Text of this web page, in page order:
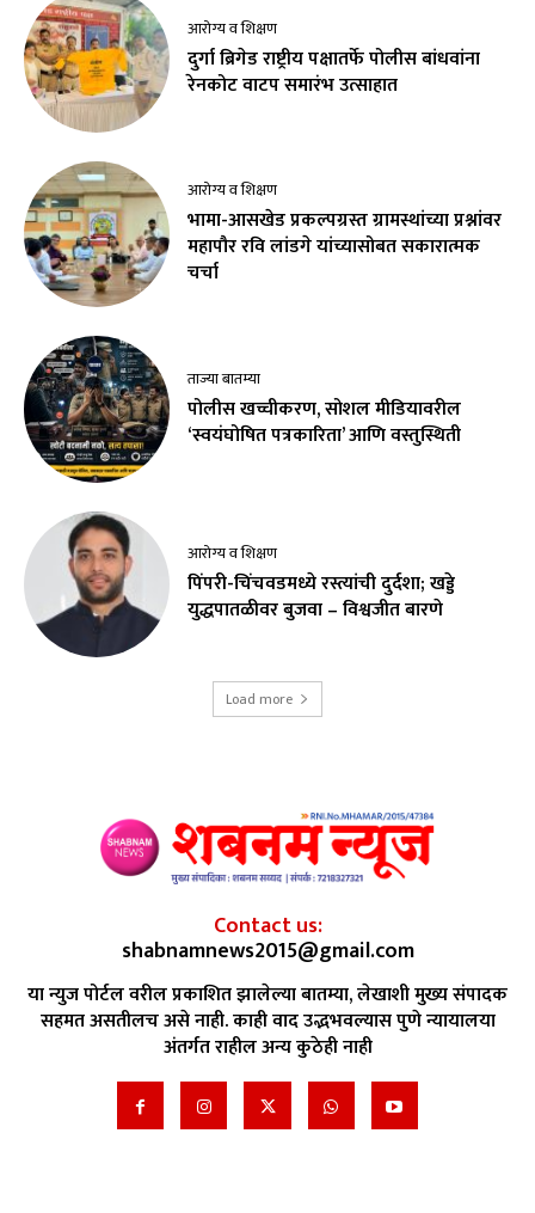
आरोग्य व शिक्षण
दुर्गा ब्रिगेड राष्ट्रीय पक्षातर्फे पोलीस बांधवांना
रेनकोट वाटप समारंभ उत्साहात
आरोग्य व शिक्षण
भामा-आसखेड प्रकल्पग्रस्त ग्रामस्थांच्या प्रश्नांवर
महापौर रवि लांडगे यांच्यासोबत सकारात्मक
चर्चा
ताज्या बातम्या
पोलीस खच्चीकरण, सोशल मीडियावरील
‘स्वयंघोषित पत्रकारिता’ आणि वस्तुस्थिती
आरोग्य व शिक्षण
पिंपरी-चिंचवडमध्ये रस्त्यांची दुर्दशा; खड्डे
युद्धपातळीवर बुजवा – विश्वजीत बारणे
Load more
Contact us:
shabnamnews2015@gmail.com
या न्युज पोर्टल वरील प्रकाशित झालेल्या बातम्या, लेखाशी मुख्य संपादक
सहमत असतीलच असे नाही. काही वाद उद्भभवल्यास पुणे न्यायालया
अंतर्गत राहील अन्य कुठेही नाही